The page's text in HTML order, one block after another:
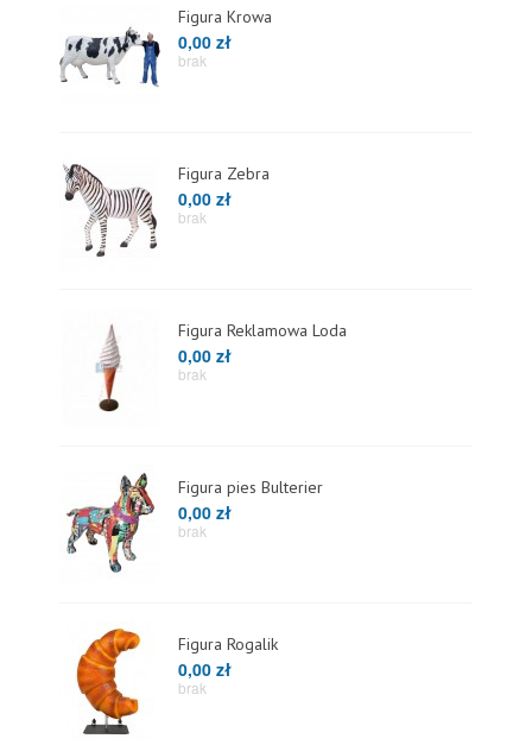
Figura Krowa
0,00 zł
brak
Figura Zebra
0,00 zł
brak
Figura Reklamowa Loda
0,00 zł
brak
Figura pies Bulterier
0,00 zł
brak
Figura Rogalik
0,00 zł
brak